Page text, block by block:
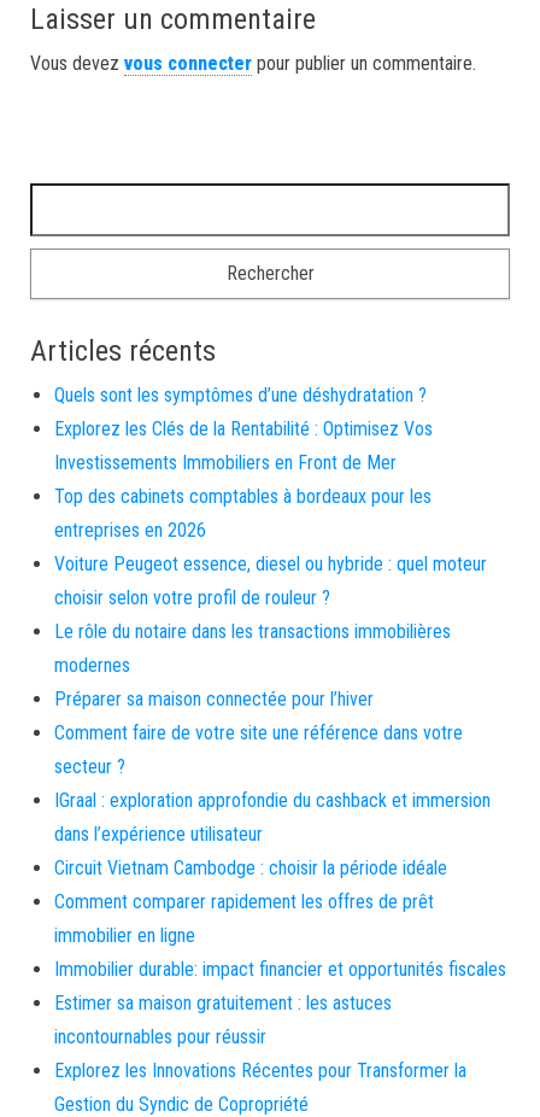
Laisser un commentaire
Vous devez vous connecter pour publier un commentaire.
Articles récents
Quels sont les symptômes d’une déshydratation ?
Explorez les Clés de la Rentabilité : Optimisez Vos
Investissements Immobiliers en Front de Mer
Top des cabinets comptables à bordeaux pour les
entreprises en 2026
Voiture Peugeot essence, diesel ou hybride : quel moteur
choisir selon votre profil de rouleur ?
Le rôle du notaire dans les transactions immobilières
modernes
Préparer sa maison connectée pour l’hiver
Comment faire de votre site une référence dans votre
secteur ?
IGraal : exploration approfondie du cashback et immersion
dans l’expérience utilisateur
Circuit Vietnam Cambodge : choisir la période idéale
Comment comparer rapidement les offres de prêt
immobilier en ligne
Immobilier durable: impact financier et opportunités fiscales
Estimer sa maison gratuitement : les astuces
incontournables pour réussir
Explorez les Innovations Récentes pour Transformer la
Gestion du Syndic de Copropriété